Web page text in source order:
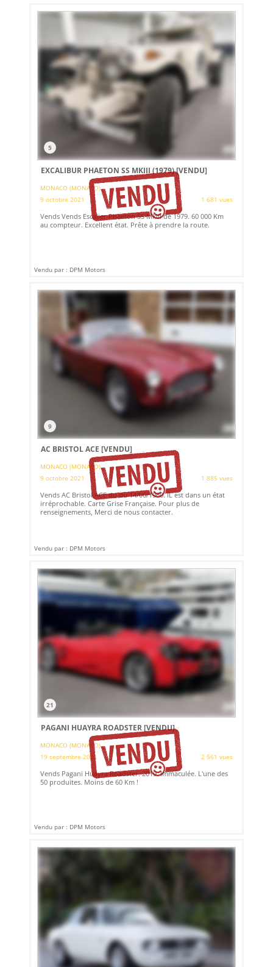
5
EXCALIBUR PHAETON SS MKIII (1979)[VENDU]
MONACO (MONACO)
9 octobre 2021
1 681 vues
Vends Vends Escalier Phaeton SS MkIII de 1979. 60 000 Km
au compteur. Excellent état. Prête à prendre la route.
Vendu par : DPM Motors
9
AC BRISTOL ACE [VENDU]
MONACO (MONACO)
9 octobre 2021
1 885 vues
Vends AC Bristol ACE du du 14/06/1960. IL est dans un état
irréprochable. Carte Grise Française. Pour plus de
renseignements, Merci de nous contacter.
Vendu par : DPM Motors
21
PAGANI HUAYRA ROADSTER[VENDU]
MONACO (MONACO)
19 septembre 2021
2 561 vues
Vends Pagani Huayra Roadster. 2019. Immaculée. L'une des
50 produites. Moins de 60 Km !
Vendu par : DPM Motors